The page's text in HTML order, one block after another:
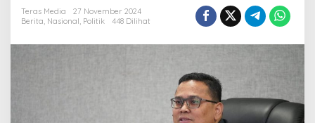
s
Teras Media
27 November 2024
Berita, Nasional, Politik 448 Dilihat